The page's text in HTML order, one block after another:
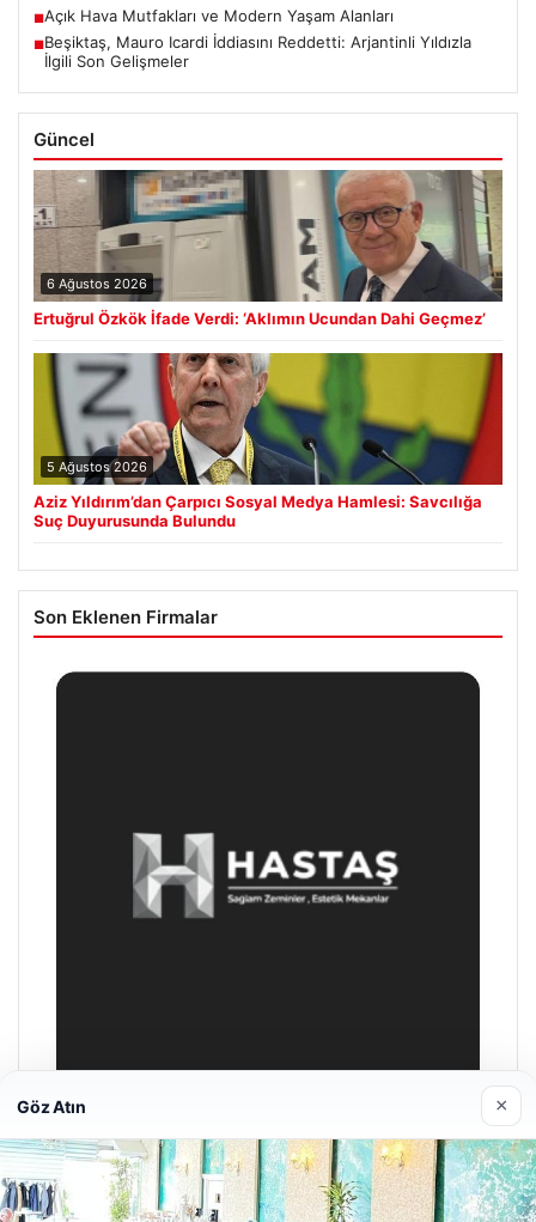
■Açık Hava Mutfakları ve Modern Yaşam Alanları
■Beşiktaş, Mauro Icardi İddiasını Reddetti: Arjantinli Yıldızla
İlgili Son Gelişmeler
Güncel
6 Ağustos 2026
Ertuğrul Özkök İfade Verdi: ‘Aklımın Ucundan Dahi Geçmez’
5 Ağustos 2026
Aziz Yıldırım’dan Çarpıcı Sosyal Medya Hamlesi: Savcılığa
Suç Duyurusunda Bulundu
Son Eklenen Firmalar
Prenses Night Club
29 Nisan 2026
Göz Atın ×